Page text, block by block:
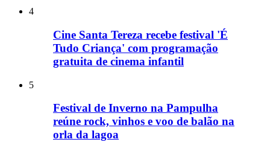
4
Cine Santa Tereza recebe festival 'É
Tudo Criança' com programação
gratuita de cinema infantil
5
Festival de Inverno na Pampulha
reúne rock, vinhos e voo de balão na
orla da lagoa